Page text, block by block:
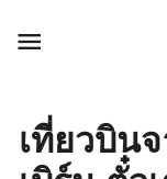

เที่ยวบิน